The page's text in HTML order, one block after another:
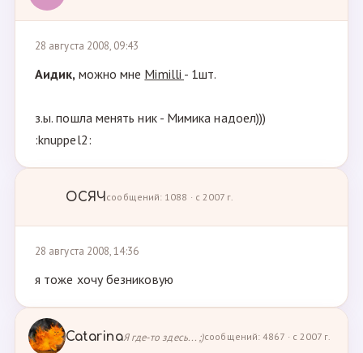
28 августа 2008, 09:43
Аидик, можно мне Mimilli - 1шт.
з.ы. пошла менять ник - Мимика надоел)))
:knuppel2:
ОСЯЧсообщений: 1088 · с 2007 г.
28 августа 2008, 14:36
я тоже хочу безниковую
CatarinaЯ где-то здесь... ;)сообщений: 4867 · с 2007 г.